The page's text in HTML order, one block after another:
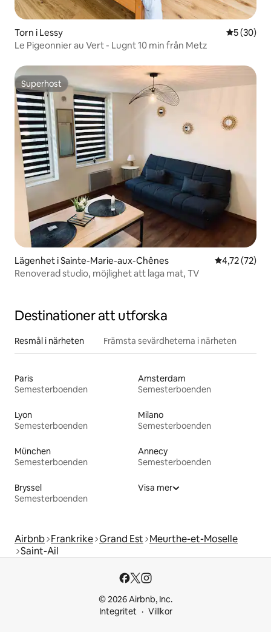
Torn i Lessy 5 av 5 i
5 (30)
Le Pigeonnier au Vert - Lugnt 10 min från Metz
Superhost
Superhost
Lägenhet i Sainte-Marie-aux-Chênes 4,72 av 5 i
4,72 (72)
Renoverad studio, möjlighet att laga mat, TV
Destinationer att utforska
Resmål i närheten Främsta sevärdheterna i närheten
Paris
Semesterboenden
Amsterdam
Semesterboenden
Lyon
Semesterboenden
Milano
Semesterboenden
München
Semesterboenden
Annecy
Semesterboenden
Bryssel
Semesterboenden
Visa mer
Airbnb Frankrike Grand Est Meurthe-et-Moselle
Saint-Ail
© 2026 Airbnb, Inc.
Integritet
Villkor